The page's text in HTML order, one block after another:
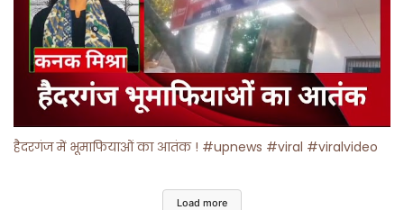
हैदरगंज में भूमाफियाओं का आतंक ! #upnews #viral #viralvideo
Load more